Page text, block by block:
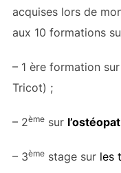
acquises lors de
aux 10 formations
– 1 ère formation sur
Tricot) ;
– 2èmesur
– 3èmestage sur les